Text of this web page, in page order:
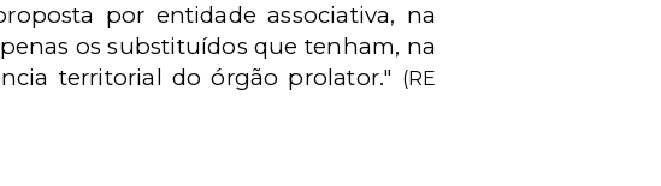
por entidade associativa, na
os substituídos que tenham, na
territorial do órgão prolator." (RE